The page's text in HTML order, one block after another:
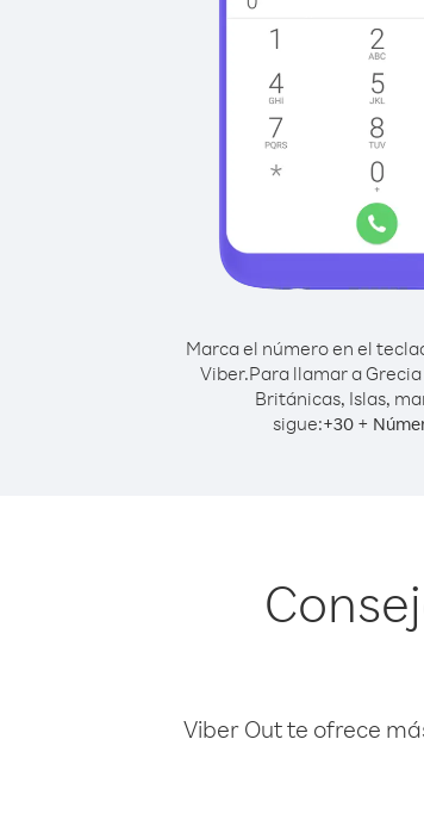
Marca el número en el
Viber.Para llamar a
Británicas, Islas,
sigue:+30 +
Viber Out te ofrece